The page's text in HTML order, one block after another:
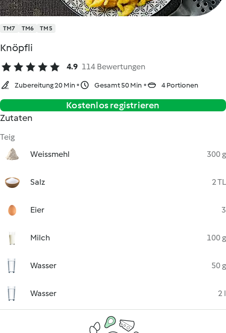
TM7 TM6 TM5
Knöpfli
4.9 114 Bewertungen
Zubereitung 20 Min Gesamt 50 Min 4 Portionen
Kostenlos registrieren
Zutaten
Teig
Weissmehl
300 g
Salz 2 TL
Eier 3
Milch 100 g
Wasser 50 g
Wasser 2 l